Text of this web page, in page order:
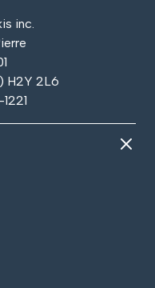
inc.
H2Y 2L6